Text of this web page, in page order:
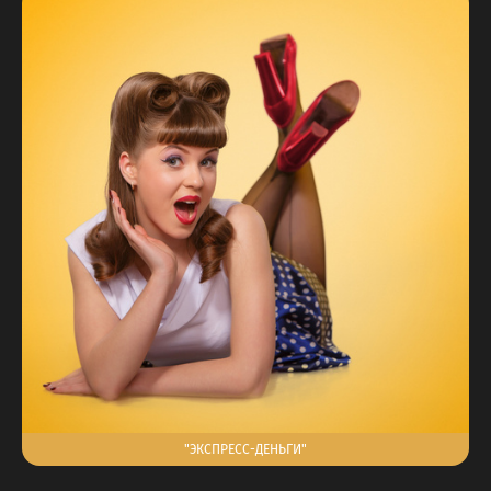
"ЭКСПРЕСС-ДЕНЬГИ"